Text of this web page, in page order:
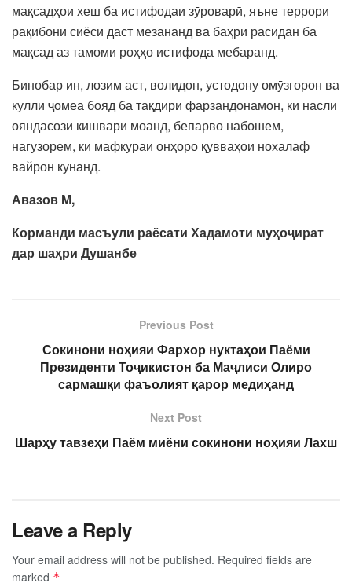
мақсадҳои хеш ба истифодаи зӯроварӣ, яъне террори
рақибони сиёсӣ даст мезананд ва баҳри расидан ба
мақсад аз тамоми роҳҳо истифода мебаранд.
Бинобар ин, лозим аст, волидон, устодону омӯзгорон ва
кулли ҷомеа бояд ба тақдири фарзандонамон, ки насли
ояндасози кишвари моанд, бепарво набошем,
нагузорем, ки мафкураи онҳоро қувваҳои нохалаф
вайрон кунанд.
Авазов М,
Корманди масъули раёсати Хадамоти муҳоҷират
дар шаҳри Душанбе
Previous Post
Сокинони ноҳияи Фархор нуктаҳои Паёми
Президенти Тоҷикистон ба Маҷлиси Олиро
сармашқи фаъолият қарор медиҳанд
Next Post
Шарҳу тавзеҳи Паём миёни сокинони ноҳияи Лахш
Leave a Reply
Your email address will not be published. Required fields are
marked *